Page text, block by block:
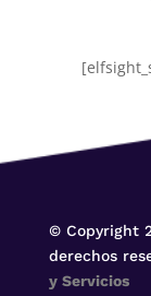
© Copyright
derechos
y Servicios